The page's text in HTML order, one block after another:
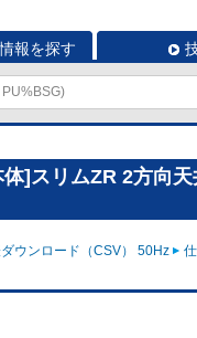
報を探す
]スリムZR 2方向
ウンロード（CSV） 50Hz